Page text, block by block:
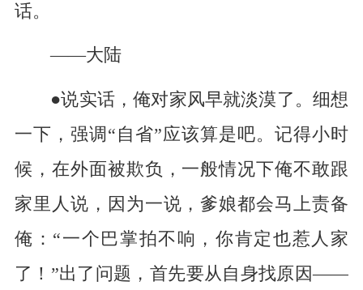
话。
——大陆
●说实话，俺对家风早就淡漠了。细想
一下，强调“自省”应该算是吧。记得小时
候，在外面被欺负，一般情况下俺不敢跟
家里人说，因为一说，爹娘都会马上责备
俺：“一个巴掌拍不响，你肯定也惹人家
了！”出了问题，首先要从自身找原因——